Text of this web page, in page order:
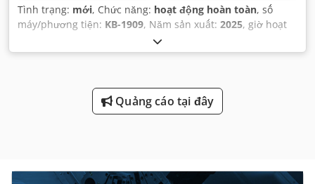
Tình trạng: mới, Chức năng: hoạt động hoàn toàn, số
máy/phương tiện: KB-1909, Năm sản xuất: 2025, giờ hoạt
, chiều cao nâng:
loại nhiên liệu:diesel, loại cột:duplex, chiều cao xây dựng:
1.000 mm, tình trạng lốp:
trọng lượng không tải:4.720 kg, tổng chiều cao:
Quảng cáo tại đây